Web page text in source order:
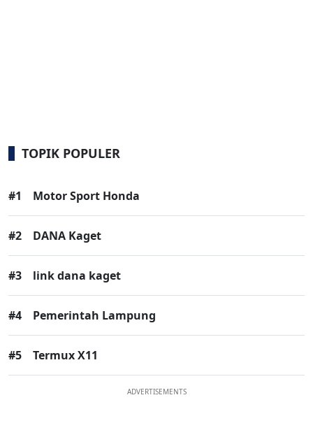
TOPIK POPULER
#1 Motor Sport Honda
#2 DANA Kaget
#3 link dana kaget
#4 Pemerintah Lampung
#5 Termux X11
ADVERTISEMENTS